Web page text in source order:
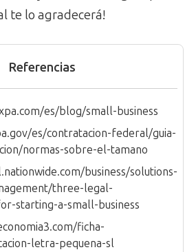
te lo agradecerá!
Referencias
es/blog/small-business
es/contratacion-federal/guia-
normas-sobre-el-tamano
business/solutions-
three-legal-
starting-a-small-business
ficha-
letra-pequena-sl